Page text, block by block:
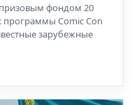
фондом 20
программы Comic Con
зарубежные